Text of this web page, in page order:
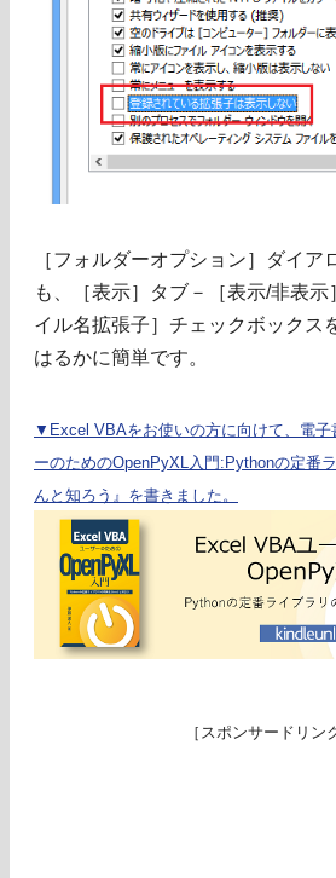
［フォルダーオプション］ダイア
も、［表示］タブ－［表示/非表
イル名拡張子］チェックボックス
はるかに簡単です。
▼Excel VBAをお使いの方に向けて、電
ーのためのOpenPyXL入門:Pythonの定番
んと知ろう』を書きました。
［スポンサードリン